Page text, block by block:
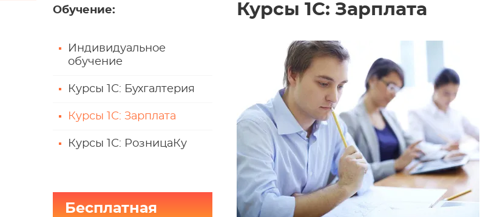
Обучение:
Индивидуальное
обучение
Курсы 1С: Бухгалтерия
Курсы 1С: Зарплата
Курсы 1С: РозницаКу
Бесплатная
Курсы 1С: Зарплата